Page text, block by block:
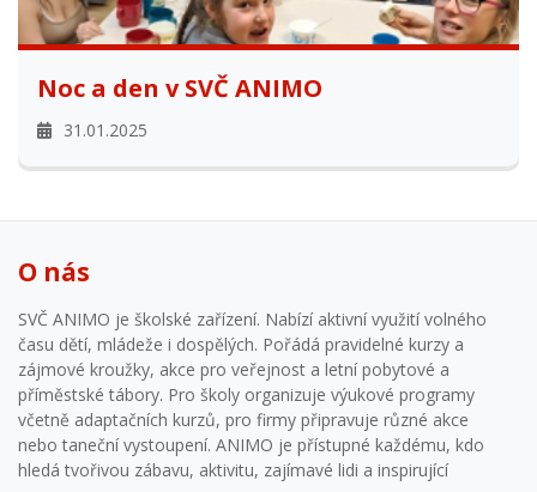
Noc a den v SVČ ANIMO
31.01.2025
O nás
SVČ ANIMO je školské zařízení. Nabízí aktivní využití volného
času dětí, mládeže i dospělých. Pořádá pravidelné kurzy a
zájmové kroužky, akce pro veřejnost a letní pobytové a
příměstské tábory. Pro školy organizuje výukové programy
včetně adaptačních kurzů, pro firmy připravuje různé akce
nebo taneční vystoupení. ANIMO je přístupné každému, kdo
hledá tvořivou zábavu, aktivitu, zajímavé lidi a inspirující